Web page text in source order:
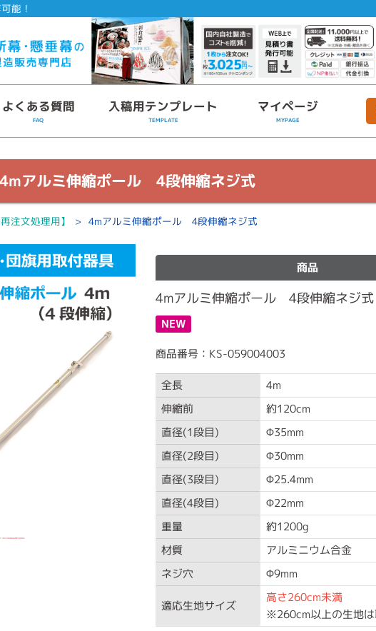
能！
よくある質問
FAQ
入稿用テンプレート
TEMPLATE
マイページ
MYPAGE
4mアルミ伸縮ポール 4段伸縮ネジ式
再注文処理用】 > 4mアルミ伸縮ポール 4段伸縮ネジ式
商品
4mアルミ伸縮ポール 4段伸縮ネジ式
NEW
商品番号：KS-059004003
全長
4m
伸縮前
約120cm
直径(1段目)
Φ35mm
直径(2段目)
Φ30mm
直径(3段目)
Φ25.4mm
直径(4段目)
Φ22mm
重量
約1200g
材質
アルミニウム合金
ネジ穴
Φ9mm
適応生地サイズ
高さ260cm未満
※260cm以上の生地